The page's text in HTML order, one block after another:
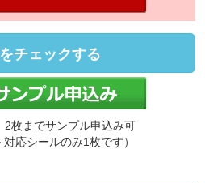
チェックする
2枚までサンプル申込み可
対応シールのみ1枚です）